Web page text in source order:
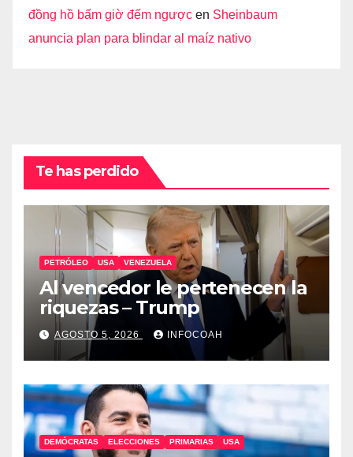
đồng hồ bấm giờ đếm ngược en Sheinbaum
anuncia plan para blindar al maíz nativo
Te has perdido
PETRÓLEO USA VENEZUELA
Al vencedor le pertenecen la
riquezas – Trump
AGOSTO 5, 2026 INFOCOAH
DEMÓCRATAS ELECCIONES PRIMARIAS USA